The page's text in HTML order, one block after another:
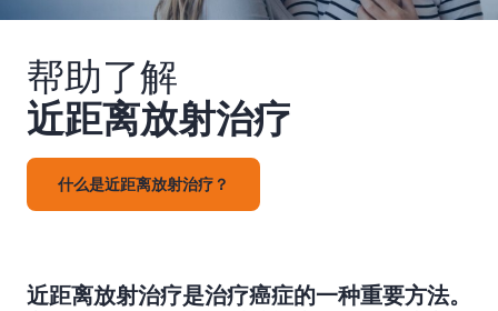
帮助了解
近距离放射治疗
什么是近距离放射治疗？
近距离放射治疗是治疗癌症的一种重要方法。